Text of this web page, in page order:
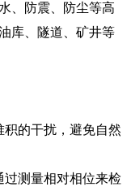
、防震、防尘等高
库、隧道、矿井等
积的干扰，避免自然
过测量相对相位来检